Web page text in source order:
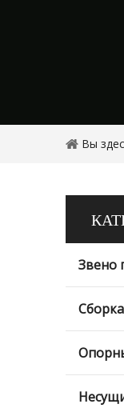
Вы